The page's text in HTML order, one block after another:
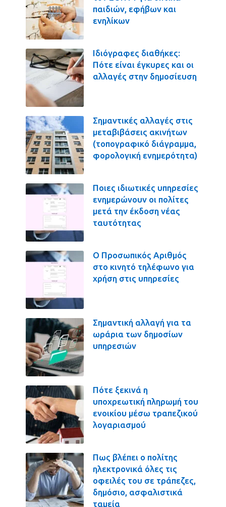
παιδιών, εφήβων και
ενηλίκων
Ιδιόγραφες διαθήκες:
Πότε είναι έγκυρες και οι
αλλαγές στην δημοσίευση
Σημαντικές αλλαγές στις
μεταβιβάσεις ακινήτων
(τοπογραφικό διάγραμμα,
φορολογική ενημερότητα)
Ποιες ιδιωτικές υπηρεσίες
ενημερώνουν οι πολίτες
μετά την έκδοση νέας
ταυτότητας
Ο Προσωπικός Αριθμός
στο κινητό τηλέφωνο για
χρήση στις υπηρεσίες
Σημαντική αλλαγή για τα
ωράρια των δημοσίων
υπηρεσιών
Πότε ξεκινά η
υποχρεωτική πληρωμή του
ενοικίου μέσω τραπεζικού
λογαριασμού
Πως βλέπει ο πολίτης
ηλεκτρονικά όλες τις
οφειλές του σε τράπεζες,
δημόσιο, ασφαλιστικά
ταμεία